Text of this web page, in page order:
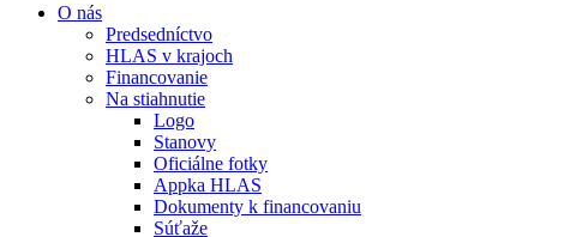
O nás
Predsedníctvo
HLAS v krajoch
Financovanie
Na stiahnutie
Logo
Stanovy
Oficiálne fotky
Appka HLAS
Dokumenty k financovaniu
Súťaže